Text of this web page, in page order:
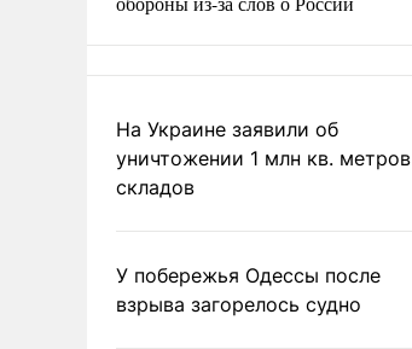
На Украине заявили об
уничтожении 1 млн кв. метров
складов
У побережья Одессы после
взрыва загорелось судно